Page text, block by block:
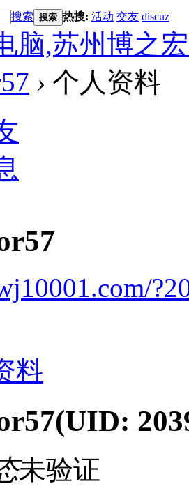
搜索 搜索 热搜: 活动 交友 discuz
脑,苏州博之
› 个人资料
料
(UID:
未验证